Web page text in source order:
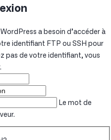
a besoin d’accéder à
identifiant FTP ou SSH pour
pas de votre identifiant, vous
Le mot de